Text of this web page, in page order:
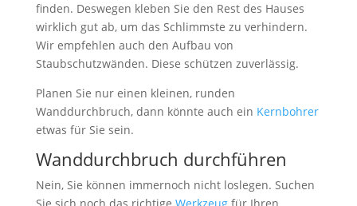
finden. Deswegen kleben Sie den Rest des Hauses
wirklich gut ab, um das Schlimmste zu verhindern.
Wir empfehlen auch den Aufbau von
Staubschutzwänden. Diese schützen zuverlässig.
Planen Sie nur einen kleinen, runden
Wanddurchbruch, dann könnte auch ein Kernbohrer
etwas für Sie sein.
Wanddurchbruch durchführen
Nein, Sie können immernoch nicht loslegen. Suchen